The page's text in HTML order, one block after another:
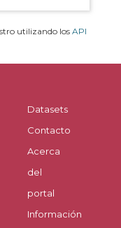
utilizando los API
Datasets
Contacto
Acerca
del
portal
Información